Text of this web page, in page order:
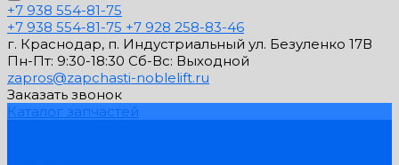
+7 938 554-81-75
+7 938 554-81-75 +7 928 258-83-46
г. Краснодар, п. Индустриальный ул. Безуленко 17В
Пн-Пт: 9:30-18:30 Cб-Вс: Выходной
zapros@zapchasti-noblelift.ru
Заказать звонок
Каталог запчастей